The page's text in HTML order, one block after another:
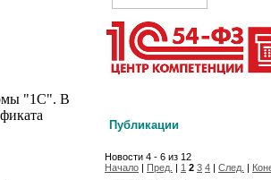
"1С". В
Публикации
Новости 4 - 6 из 12
Начало | Пред. | 1 2 3 4 | След. |